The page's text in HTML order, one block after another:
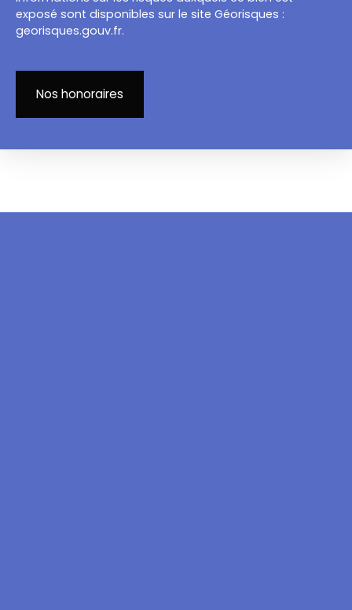
exposé sont disponibles sur le site Géorisques :
georisques.gouv.fr.
Nos honoraires